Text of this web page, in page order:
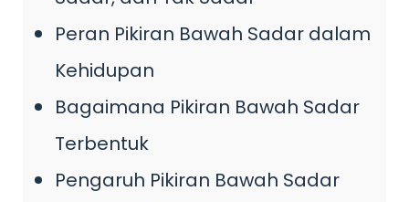
Peran Pikiran Bawah Sadar dalam
Kehidupan
Bagaimana Pikiran Bawah Sadar
Terbentuk
Pengaruh Pikiran Bawah Sadar